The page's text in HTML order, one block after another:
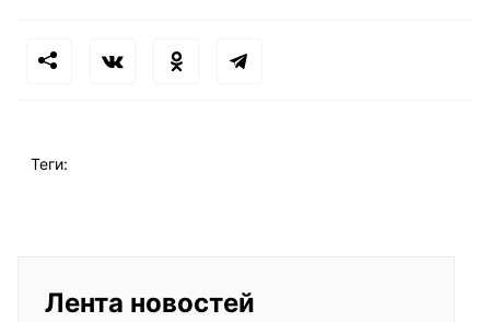
Теги:
Лента новостей